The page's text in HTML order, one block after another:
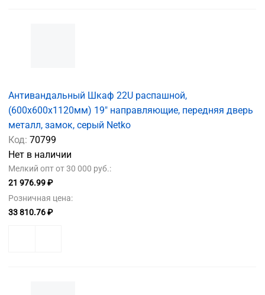
Антивандальный Шкаф 22U распашной,
(600x600x1120мм) 19" направляющие, передняя дверь
металл, замок, серый Netko
Код: 70799
Нет в наличии
Мелкий опт от 30 000 руб.:
21 976.99 ₽
Розничная цена:
33 810.76 ₽